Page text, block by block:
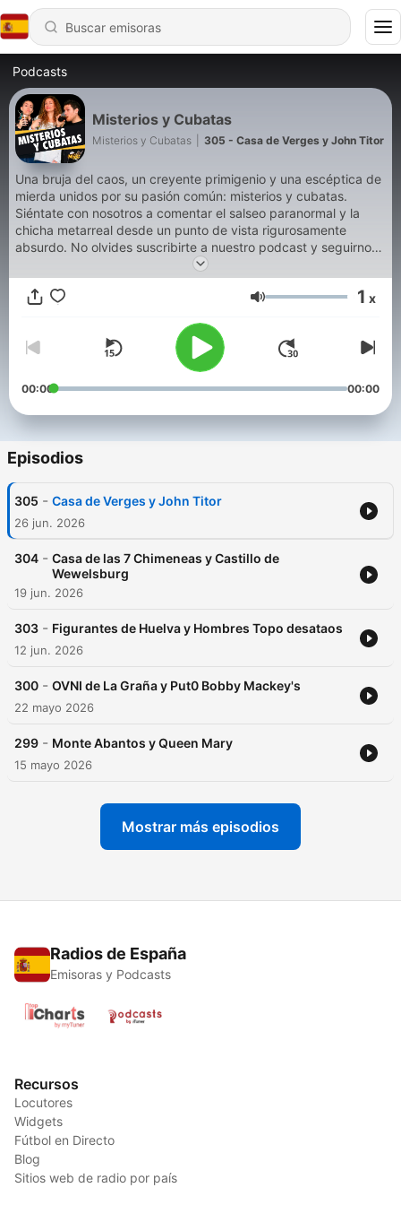
Podcasts
Misterios y Cubatas
Misterios y Cubatas 305 - Casa de Verges y John Titor
Una bruja del caos, un creyente primigenio y una escéptica de
mierda unidos por su pasión común: misterios y cubatas.
Siéntate con nosotros a comentar el salseo paranormal y la
chicha metarreal desde un punto de vista rigurosamente
absurdo. No olvides suscribirte a nuestro podcast y seguirnos
en Instagram y Twitter para no perderte ninguna de nuestras
estupideces. ¡Gracias por unirte al batallón de lo absurdo!
Volumen 1 x
00:00 00:00
Episodios
305 - Casa de Verges y John Titor
26 jun. 2026
304 - Casa de las 7 Chimeneas y Castillo de
Wewelsburg
19 jun. 2026
303 - Figurantes de Huelva y Hombres Topo desataos
12 jun. 2026
300 - OVNI de La Graña y Put0 Bobby Mackey's
22 mayo 2026
299 - Monte Abantos y Queen Mary
15 mayo 2026
Mostrar más episodios
Radios de España
Emisoras y Podcasts
Recursos
Locutores
Widgets
Fútbol en Directo
Blog
Sitios web de radio por país